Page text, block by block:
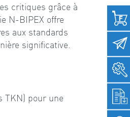
critiques grâce à
N-BIPEX offre
aux standards
significative.
TKN) pour une